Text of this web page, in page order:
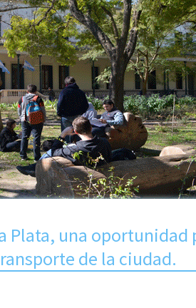
Plata, una oportunidad
de la ciudad.